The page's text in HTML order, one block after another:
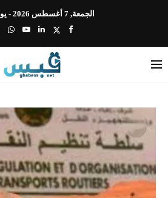
الجمعة, 7 أغسطس 2026 - يومًا سعيدًا!